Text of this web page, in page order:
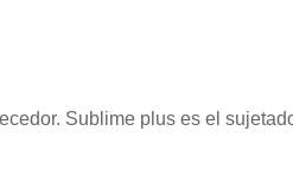
Sublime plus es el